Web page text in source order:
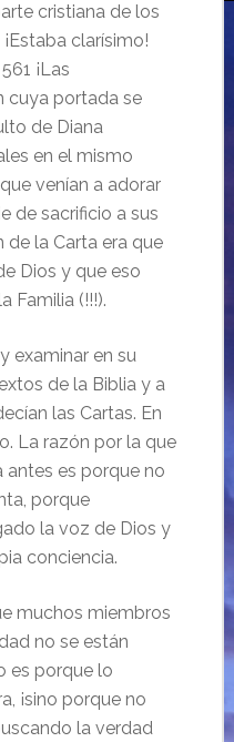
cristiana de los
clarísimo!
¡Las
cuya portada se
de Diana
en el mismo
venían a adorar
de sacrificio a sus
de la Carta era que
Dios y que eso
Familia (!!!).
examinar en su
de la Biblia y a
las Cartas. En
La razón por la que
es porque no
porque
la voz de Dios y
conciencia.
muchos miembros
no se están
es porque lo
¡sino porque no
la verdad